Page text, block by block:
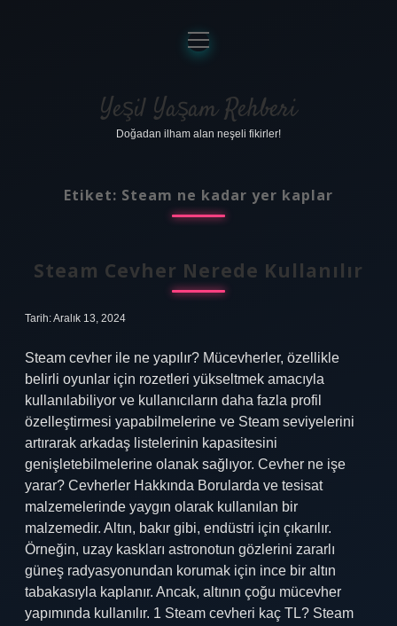
Anasayfa
Gizlilik Politikası
Yasal Uyarı
menüyü
aç
Yeşil Yaşam Rehberi
Doğadan ilham alan neşeli fikirler!
Etiket: Steam ne kadar yer kaplar
Steam Cevher Nerede Kullanılır
Tarih: Aralık 13, 2024
Steam cevher ile ne yapılır? Mücevherler, özellikle
belirli oyunlar için rozetleri yükseltmek amacıyla
kullanılabiliyor ve kullanıcıların daha fazla profil
özelleştirmesi yapabilmelerine ve Steam seviyelerini
artırarak arkadaş listelerinin kapasitesini
genişletebilmelerine olanak sağlıyor. Cevher ne işe
yarar? Cevherler Hakkında Borularda ve tesisat
malzemelerinde yaygın olarak kullanılan bir
malzemedir. Altın, bakır gibi, endüstri için çıkarılır.
Örneğin, uzay kaskları astronotun gözlerini zararlı
güneş radyasyonundan korumak için ince bir altın
tabakasıyla kaplanır. Ancak, altının çoğu mücevher
yapımında kullanılır. 1 Steam cevheri kaç TL? Steam